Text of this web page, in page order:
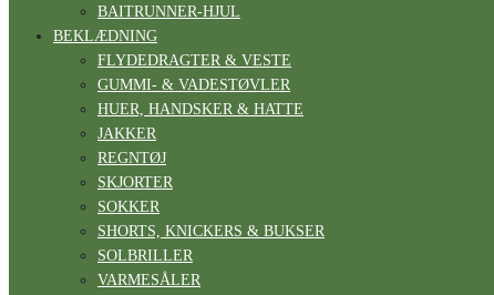
BAITRUNNER-HJUL
BEKLÆDNING
FLYDEDRAGTER & VESTE
GUMMI- & VADESTØVLER
HUER, HANDSKER & HATTE
JAKKER
REGNTØJ
SKJORTER
SOKKER
SHORTS, KNICKERS & BUKSER
SOLBRILLER
VARMESÅLER